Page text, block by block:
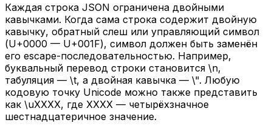
Каждая строка JSON ограничена двойными
кавычками. Когда сама строка содержит двойную
кавычку, обратный слеш или управляющий символ
(U+0000 — U+001F), символ должен быть заменён
его escape-последовательностью. Например,
буквальный перевод строки становится \n,
табуляция — \t, а двойная кавычка — \". Любую
кодовую точку Unicode можно также представить
как \uXXXX, где XXXX — четырёхзначное
шестнадцатеричное значение.